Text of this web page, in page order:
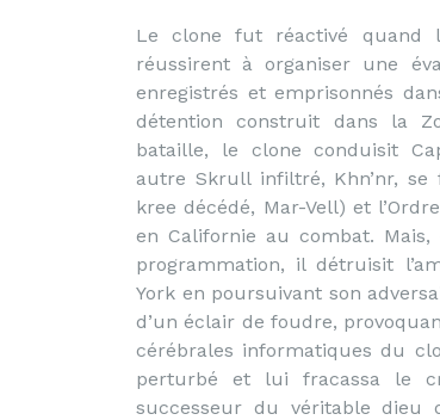
Le clone fut réactivé quand
réussirent à organiser une
enregistrés et emprisonnés
détention construit dans la
bataille, le clone conduisit
autre Skrull infiltré, Khn’nr,
kree décédé, Mar-Vell) et
en Californie au combat.
programmation, il détruisit
York en poursuivant son
d’un éclair de foudre,
cérébrales informatiques du
perturbé et lui fracassa le
successeur du véritable dieu